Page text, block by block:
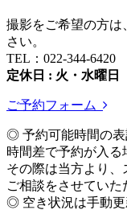
撮影をご希望の方は
さい。
TEL：022-344-6420
定休日 : 火・水曜日
ご予約フォーム
◎ 予約可能時間の表
時間差で予約が入る
その際は当方より
ご相談をさせていた
◎ 空き状況は手動更